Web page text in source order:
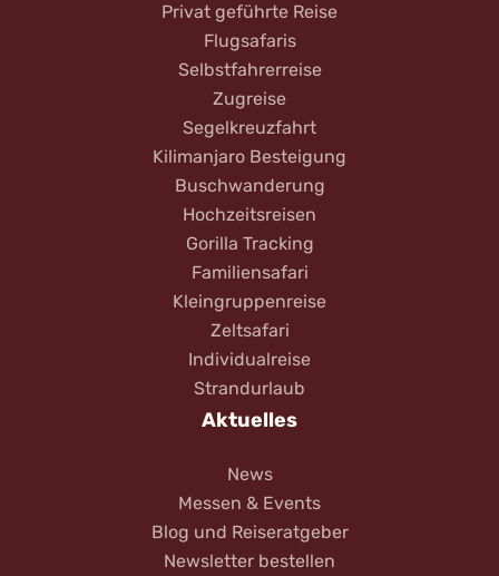
Privat geführte Reise
Flugsafaris
Selbstfahrerreise
Zugreise
Segelkreuzfahrt
Kilimanjaro Besteigung
Buschwanderung
Hochzeitsreisen
Gorilla Tracking
Familiensafari
Kleingruppenreise
Zeltsafari
Individualreise
Strandurlaub
Aktuelles
News
Messen & Events
Blog und Reiseratgeber
Newsletter bestellen